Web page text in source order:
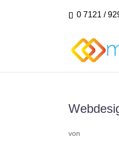
0 7121 /
von